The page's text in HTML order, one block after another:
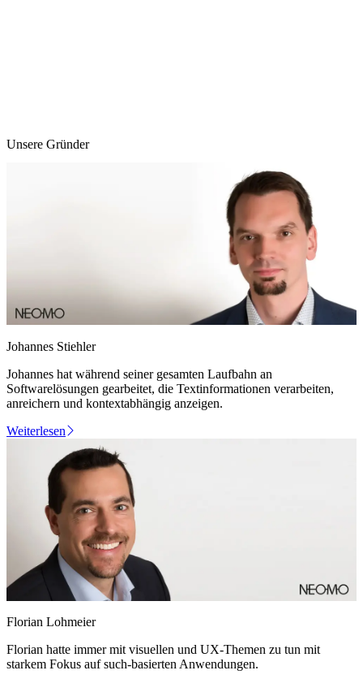
Unsere Gründer
Johannes Stiehler
Johannes hat während seiner gesamten Laufbahn an
Softwarelösungen gearbeitet, die Textinformationen verarbeiten,
anreichern und kontextabhängig anzeigen.
Weiterlesen
Florian Lohmeier
Florian hatte immer mit visuellen und UX-Themen zu tun mit
starkem Fokus auf such-basierten Anwendungen.